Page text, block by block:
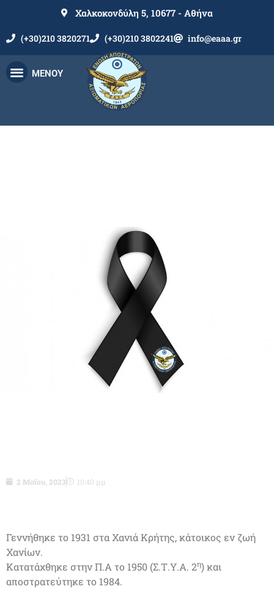
Χαλκοκονδύλη 5, 10677 - Αθήνα
(+30)210 3820271 (+30)210 3802241 info@eaaa.gr
ΜΕΝΟΥ
2 Μαΐου, 2023 10:40 μμ
Γεννήθηκε το 1931 στα Χανιά Κρήτης, κάτοικος εν ζωή
Χανίων.
Κατατάχθηκε στην Π.Α το 1950 (Σ.Τ.Υ.Α. 2η) και
αποστρατεύτηκε το 1984.